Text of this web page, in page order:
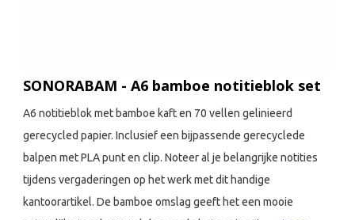
SONORABAM - A6 bamboe notitieblok set
A6 notitieblok met bamboe kaft en 70 vellen gelinieerd
gerecycled papier. Inclusief een bijpassende gerecyclede
balpen met PLA punt en clip. Noteer al je belangrijke notities
tijdens vergaderingen op het werk met dit handige
kantoorartikel. De bamboe omslag geeft het een mooie